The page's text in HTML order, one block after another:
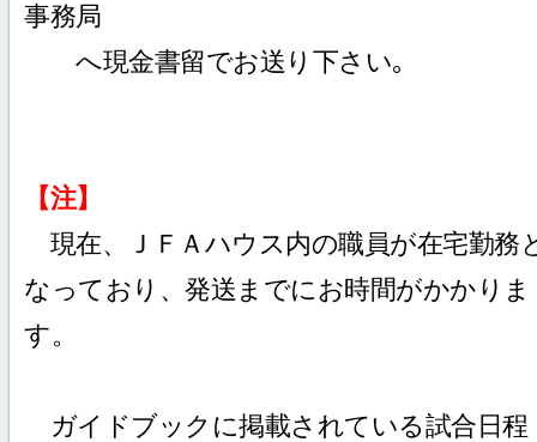
事務局
へ現金書留でお送り下さい｡
【注】
現在、ＪＦＡハウス内の職員が在宅勤務
なっており、発送までにお時間がかかりま
す。
ガイドブックに掲載されている試合日程